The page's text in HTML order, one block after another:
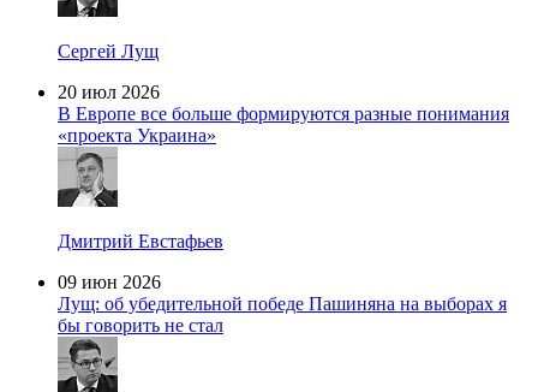
Сергей Лущ
20 июл 2026
В Европе все больше формируются разные понимания
«проекта Украина»
Дмитрий Евстафьев
09 июн 2026
Лущ: об убедительной победе Пашиняна на выборах я
бы говорить не стал